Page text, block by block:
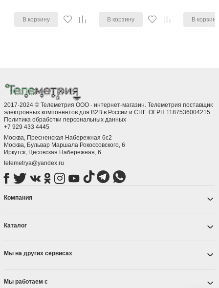
В корзину В корзину В корзину
2017-2024 © Телеметрия ООО - интернет-магазин. Телеметрия поставщик
электронных компонентов для B2B в России и СНГ. ОГРН 1187536004215
Политика обработки персональных данных
+7 929 433 4445
Москва, Пресненская Набережная 6с2
Москва, ​Бульвар Маршала Рокоссовского, 6
Иркутск, ​Цесовская Набережная, 6
telemetrya@yandex.ru
Компания
Каталог
Мы на других сервисах
Мы работаем с